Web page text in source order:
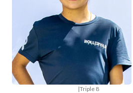
|Triple 8